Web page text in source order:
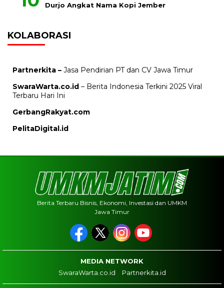
Durjo Angkat Nama Kopi Jember
KOLABORASI
Partnerkita – Jasa Pendirian PT dan CV Jawa Timur
SwaraWarta.co.id – Berita Indonesia Terkini 2025 Viral
Terbaru Hari Ini
GerbangRakyat.com
PelitaDigital.id
Berita Terbaru Bisnis, Ekonomi, Investasi dan UMKM
Jawa Timur
MEDIA NETWORK
SwaraWarta.co.id
Partnerkita.id